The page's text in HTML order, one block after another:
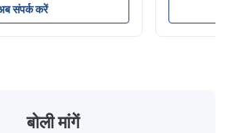
विनिर्देश उत्पाद का नाम
विनिर्देश मोटाईः गर्म लुढ़का
संपर्क करें
ऑस्टेनिटिक
बोली मांगें